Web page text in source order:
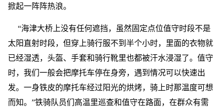
掀起一阵阵热浪。
“海津大桥上没有任何遮挡，虽然固定点位值守时段不是
太阳直射时段，但穿上骑行服不到半个小时，里面的衣物就
已经湿透，头盔、手套和骑行靴里也都被汗水浸湿了。值守
时，我们一般会把摩托车停在身旁，遇到情况可以快速出
发。一身铁皮的摩托车经过阳光的烘烤，骑上时那温度可想
而知。”铁骑队员们高温里巡查和值守在路面，在群众有需